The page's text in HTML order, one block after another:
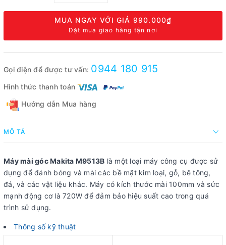
MUA NGAY VỚI GIÁ 990.000₫
Đặt mua giao hàng tận nơi
Gọi điện để được tư vấn: 0944 180 915
Hình thức thanh toán
Hướng dẫn Mua hàng
MÔ TẢ
Máy mài góc Makita M9513B là một loại máy công cụ được sử
dụng để đánh bóng và mài các bề mặt kim loại, gỗ, bê tông,
đá, và các vật liệu khác. Máy có kích thước mài 100mm và sức
mạnh động cơ là 720W để đảm bảo hiệu suất cao trong quá
trình sử dụng.
Thông số kỹ thuật